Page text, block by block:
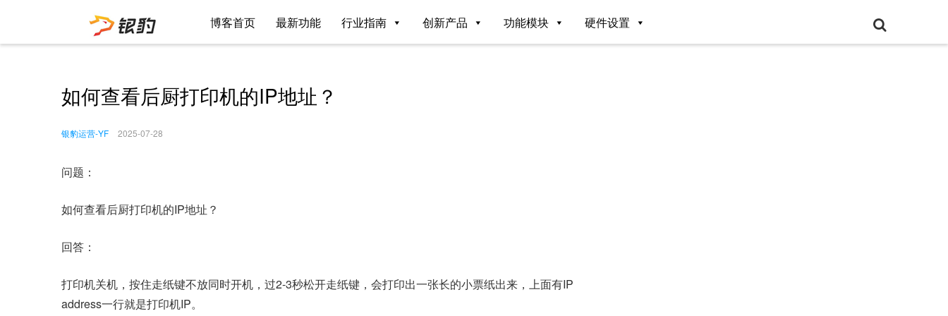
博客首页 最新功能 行业指南 创新产品 功能模块 硬件设置
如何查看后厨打印机的IP地址？
银豹运营-YF 2025-07-28
问题：
如何查看后厨打印机的IP地址？
回答：
打印机关机，按住走纸键不放同时开机，过2-3秒松开走纸键，会打印出一张长的小票纸出来，上面有IP
address一行就是打印机IP。